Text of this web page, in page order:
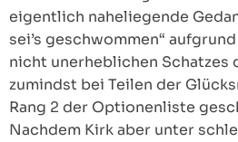
eigentlich naheliegende
sei’s geschwommen“
nicht unerheblichen Schatzes
zumindst bei Teilen der
Rang 2 der Optionenliste
Nachdem Kirk aber unter